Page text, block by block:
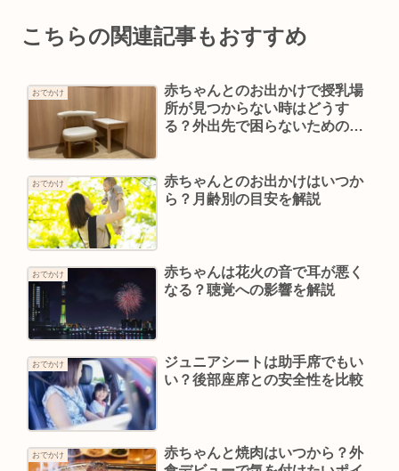
こちらの関連記事もおすすめ
おでかけ
赤ちゃんとのお出かけで授乳場
所が見つからない時はどうす
る？外出先で困らないための対
おでかけ
赤ちゃんとのお出かけはいつか
ら？月齢別の目安を解説
おでかけ
赤ちゃんは花火の音で耳が悪く
なる？聴覚への影響を解説
おでかけ
ジュニアシートは助手席でもい
い？後部座席との安全性を比較
おでかけ
赤ちゃんと焼肉はいつから？外